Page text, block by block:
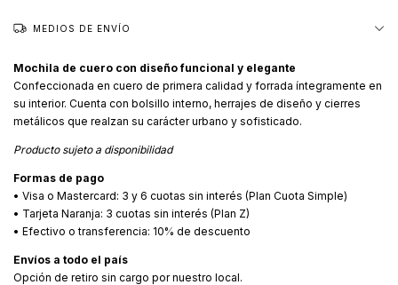
MEDIOS DE ENVÍO
Mochila de cuero con diseño funcional y elegante
Confeccionada en cuero de primera calidad y forrada íntegramente en
su interior. Cuenta con bolsillo interno, herrajes de diseño y cierres
metálicos que realzan su carácter urbano y sofisticado.
Producto sujeto a disponibilidad
Formas de pago
• Visa o Mastercard: 3 y 6 cuotas sin interés (Plan Cuota Simple)
• Tarjeta Naranja: 3 cuotas sin interés (Plan Z)
• Efectivo o transferencia: 10% de descuento
Envíos a todo el país
Opción de retiro sin cargo por nuestro local.